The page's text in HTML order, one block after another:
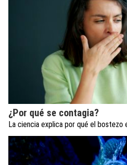
¿Por qué se contagia?
La ciencia explica por qué el bostezo